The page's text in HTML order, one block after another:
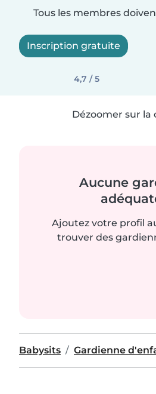
Tous les membres
Inscription gratuite
4,7 / 5
Dézoomer sur
Aucune
Ajoutez votre profil
trouver des
Babysits Gardienne